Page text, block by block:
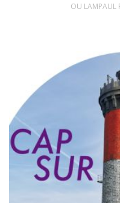
OU LAMPAUL